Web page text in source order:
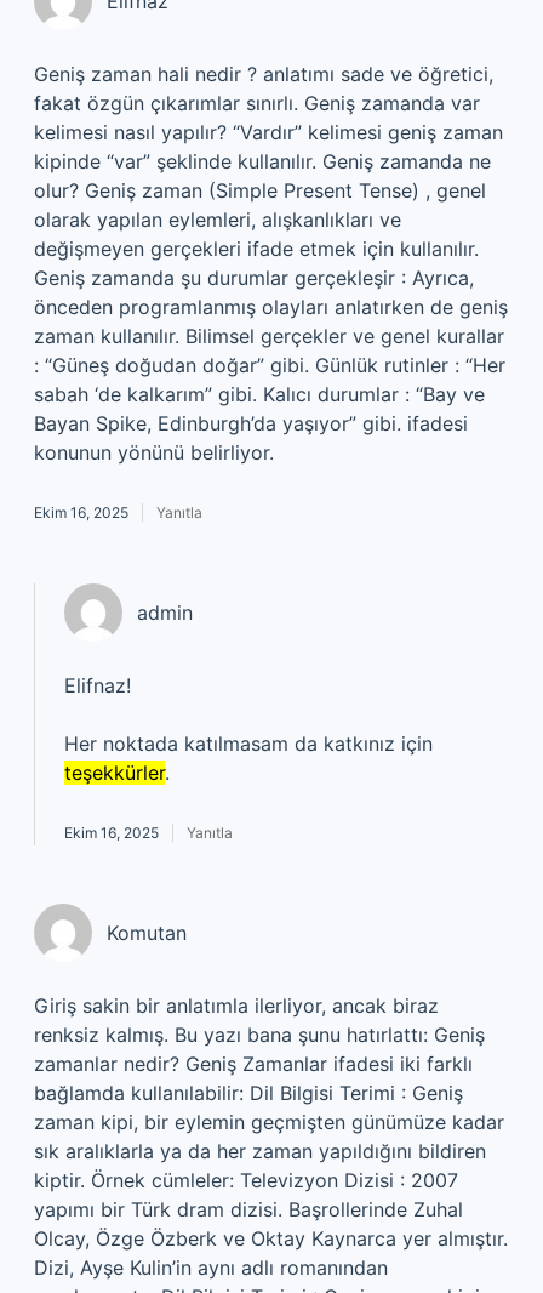
Geniş zaman hali nedir ? anlatımı sade ve öğretici,
fakat özgün çıkarımlar sınırlı. Geniş zamanda var
kelimesi nasıl yapılır? “Vardır” kelimesi geniş zaman
kipinde “var” şeklinde kullanılır. Geniş zamanda ne
olur? Geniş zaman (Simple Present Tense) , genel
olarak yapılan eylemleri, alışkanlıkları ve
değişmeyen gerçekleri ifade etmek için kullanılır.
Geniş zamanda şu durumlar gerçekleşir : Ayrıca,
önceden programlanmış olayları anlatırken de geniş
zaman kullanılır. Bilimsel gerçekler ve genel kurallar
: “Güneş doğudan doğar” gibi. Günlük rutinler : “Her
sabah ‘de kalkarım” gibi. Kalıcı durumlar : “Bay ve
Bayan Spike, Edinburgh’da yaşıyor” gibi. ifadesi
konunun yönünü belirliyor.
Ekim 16, 2025 Yanıtla
admin
Elifnaz!
Her noktada katılmasam da katkınız için
teşekkürler.
Ekim 16, 2025 Yanıtla
Komutan
Giriş sakin bir anlatımla ilerliyor, ancak biraz
renksiz kalmış. Bu yazı bana şunu hatırlattı: Geniş
zamanlar nedir? Geniş Zamanlar ifadesi iki farklı
bağlamda kullanılabilir: Dil Bilgisi Terimi : Geniş
zaman kipi, bir eylemin geçmişten günümüze kadar
sık aralıklarla ya da her zaman yapıldığını bildiren
kiptir. Örnek cümleler: Televizyon Dizisi : 2007
yapımı bir Türk dram dizisi. Başrollerinde Zuhal
Olcay, Özge Özberk ve Oktay Kaynarca yer almıştır.
Dizi, Ayşe Kulin’in aynı adlı romanından